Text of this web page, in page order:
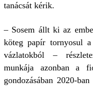
tanácsát kérik.
– Sosem állt ki az
köteg papír tornyosul
vázlatokból –
munkája azonban a
gondozásában 2020-